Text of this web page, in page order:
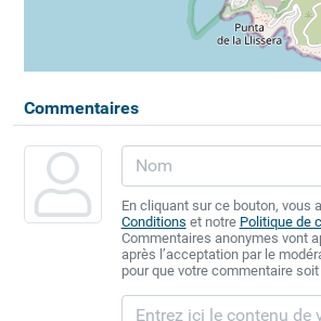
Commentaires
En cliquant sur ce bouton, vous
Conditions et notre Politique de
Commentaires anonymes vont
après l’acceptation par le
pour que votre commentaire